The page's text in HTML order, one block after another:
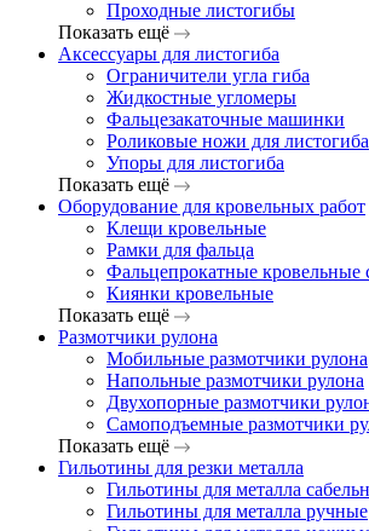
Проходные листогибы
Показать ещё
Аксессуары для листогиба
Ограничители угла гиба
Жидкостные угломеры
Фальцезакаточные машинки
Роликовые ножи для листогиба
Упоры для листогиба
Показать ещё
Оборудование для кровельных работ
Клещи кровельные
Рамки для фальца
Фальцепрокатные кровельные
Киянки кровельные
Показать ещё
Размотчики рулона
Мобильные размотчики рулона
Напольные размотчики рулона
Двухопорные размотчики
Самоподъемные размотчики
Показать ещё
Гильотины для резки металла
Гильотины для металла
Гильотины для металла ручные